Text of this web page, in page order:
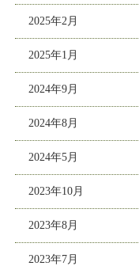
2025年2月
2025年1月
2024年9月
2024年8月
2024年5月
2023年10月
2023年8月
2023年7月